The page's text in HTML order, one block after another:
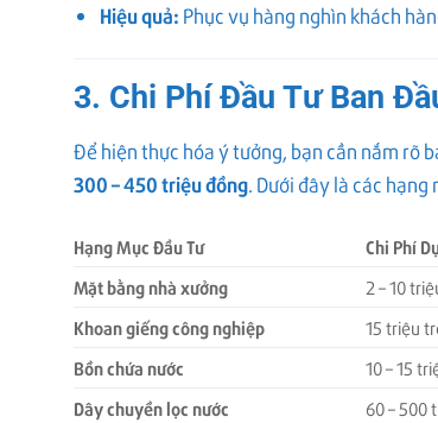
Hiệu quả: Phục vụ hàng nghìn khách
3. Chi Phí Đầu Tư Ban
Để hiện thực hóa ý tưởng, bạn cần nắm rõ
300 – 450 triệu đồng. Dưới đây là các
Hạng Mục Đầu Tư Chi Phí
Mặt bằng nhà xưởng
2 – 10
Khoan giếng công nghiệp 15 triệu
Bồn chứa nước 10 – 15
Dây chuyền lọc nước 60 – 500